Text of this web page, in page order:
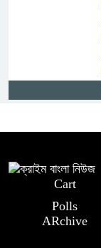
Cart
Polls
ARchive